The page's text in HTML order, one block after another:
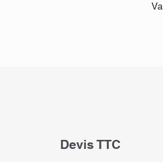
Devis TTC